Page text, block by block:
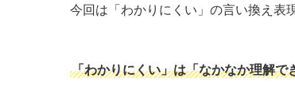
今回は「わかりにくい」の言い換え表
「わかりにくい」は「なかなか理解